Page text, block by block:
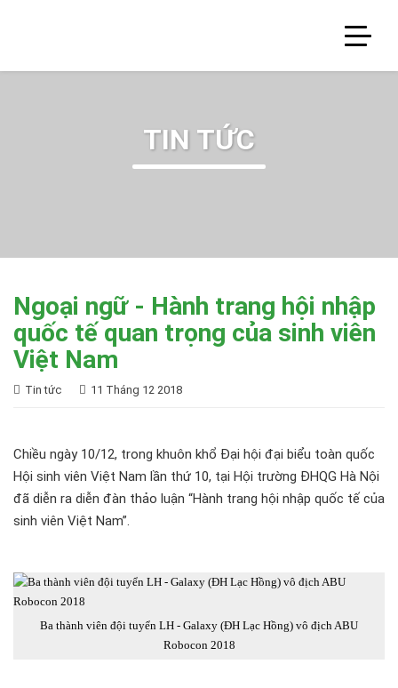
TIN TỨC
Ngoại ngữ - Hành trang hội nhập
quốc tế quan trọng của sinh viên
Việt Nam
Tin tức 11 Tháng 12 2018
Chiều ngày 10/12, trong khuôn khổ Đại hội đại biểu toàn quốc
Hội sinh viên Việt Nam lần thứ 10, tại Hội trường ĐHQG Hà Nội
đã diễn ra diễn đàn thảo luận “Hành trang hội nhập quốc tế của
sinh viên Việt Nam”.
Ba thành viên đội tuyển LH - Galaxy (ĐH Lạc Hồng) vô địch ABU
Robocon 2018